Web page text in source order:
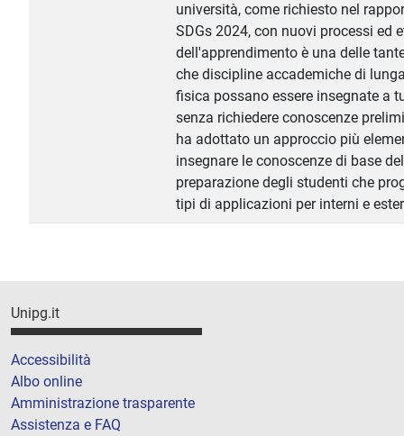
università, come richiesto nel
SDGs 2024, con nuovi processi ed
dell'apprendimento è una delle
che discipline accademiche di
fisica possano essere insegnate a
senza richiedere conoscenze
ha adottato un approccio più
insegnare le conoscenze di base
preparazione degli studenti che
tipi di applicazioni per interni e
Unipg.it
Accessibilità
Albo online
Amministrazione trasparente
Assistenza e FAQ